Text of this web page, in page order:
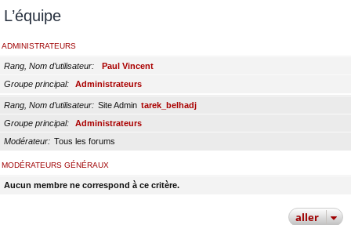
L’équipe
ADMINISTRATEURS
Rang, Nom d’utilisateur
Paul Vincent
Groupe principal
Administrateurs
Rang, Nom d’utilisateur Site Admin tarek_belhadj
Groupe principal
Administrateurs
Modérateur
Tous les forums
MODÉRATEURS GÉNÉRAUX
Aucun membre ne correspond à ce critère.
aller